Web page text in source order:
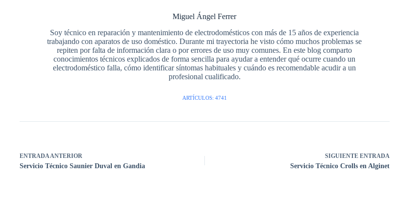
Miguel Ángel Ferrer
Soy técnico en reparación y mantenimiento de electrodomésticos con más de 15 años de experiencia
trabajando con aparatos de uso doméstico. Durante mi trayectoria he visto cómo muchos problemas se
repiten por falta de información clara o por errores de uso muy comunes. En este blog comparto
conocimientos técnicos explicados de forma sencilla para ayudar a entender qué ocurre cuando un
electrodoméstico falla, cómo identificar síntomas habituales y cuándo es recomendable acudir a un
profesional cualificado.
ARTÍCULOS: 4741
ENTRADA ANTERIOR
Servicio Técnico Saunier Duval en Gandia
SIGUIENTE ENTRADA
Servicio Técnico Crolls en Alginet